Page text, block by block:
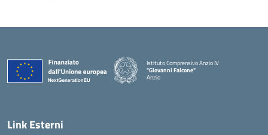
Istituto Comprensivo Anzio IV
"Giovanni Falcone"
Anzio
Link Esterni